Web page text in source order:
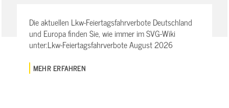
Die aktuellen Lkw-Feiertagsfahrverbote Deutschland
und Europa finden Sie, wie immer im SVG-Wiki
unter:Lkw-Feiertagsfahrverbote August 2026
MEHR ERFAHREN